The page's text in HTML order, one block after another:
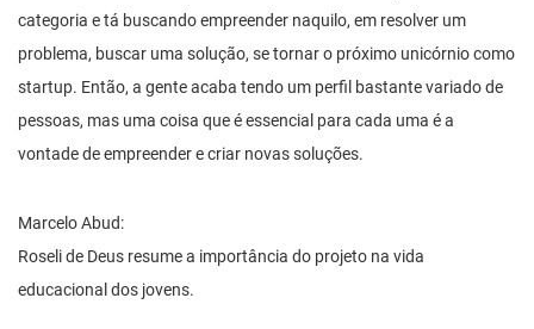
categoria e tá buscando empreender naquilo, em resolver um
problema, buscar uma solução, se tornar o próximo unicórnio como
startup. Então, a gente acaba tendo um perfil bastante variado de
pessoas, mas uma coisa que é essencial para cada uma é a
vontade de empreender e criar novas soluções.
Marcelo Abud:
Roseli de Deus resume a importância do projeto na vida
educacional dos jovens.